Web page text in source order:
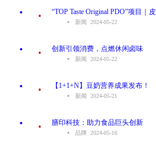
. “TOP Taste Original PDO”项目｜皮
新闻 2024-05-22
. 创新引领消费，点燃休闲卤味
新闻 2024-05-22
. 【1+1+N】豆奶营养成果发布！
新闻 2024-05-21
. 膳印科技：助力食品巨头创新
品牌 2024-05-16